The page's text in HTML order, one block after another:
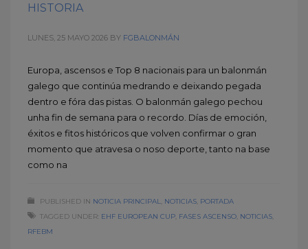
HISTORIA
LUNES, 25 MAYO 2026 BY FGBALONMÁN
Europa, ascensos e Top 8 nacionais para un balonmán
galego que continúa medrando e deixando pegada
dentro e fóra das pistas. O balonmán galego pechou
unha fin de semana para o recordo. Días de emoción,
éxitos e fitos históricos que volven confirmar o gran
momento que atravesa o noso deporte, tanto na base
como na
PUBLISHED IN NOTICIA PRINCIPAL NOTICIAS PORTADA
TAGGED UNDER: EHF EUROPEAN CUP FASES ASCENSO NOTICIAS
RFEBM